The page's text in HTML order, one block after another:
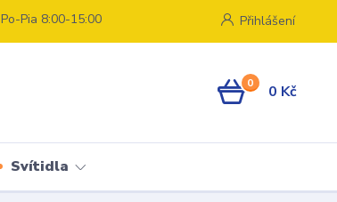
Přihlášení
Po-Pia 8:00-15:00
0 0 Kč
Svítidla